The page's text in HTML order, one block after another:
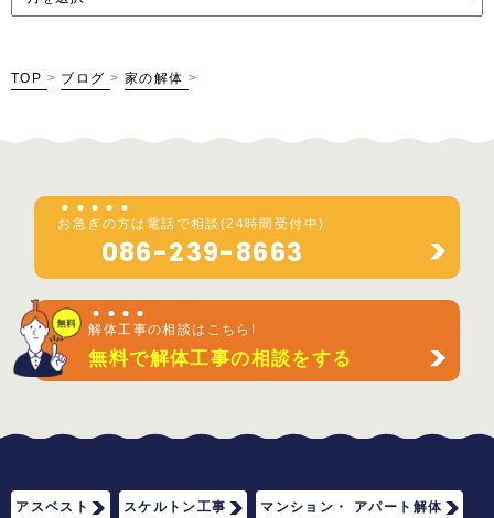
TOP > ブログ > 家の解体 >
お 急 ぎの方は電話で相談(24時間受付中)
086-239-8663
解体工事の相談はこちら!
無料で解体工事の相談をする
アスベスト スケルトン工事 マンション・ アパート解体